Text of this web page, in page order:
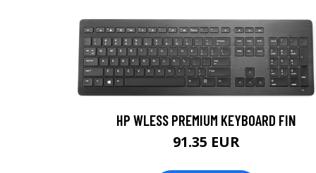
HP WLESS PREMIUM KEYBOARD FIN
91.35 EUR